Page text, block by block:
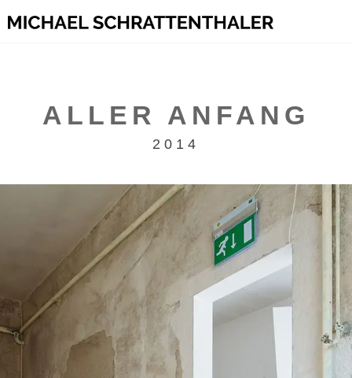
ALLER ANFANG
2014